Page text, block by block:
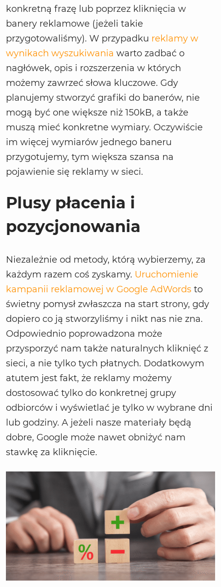
konkretną frazę lub poprzez kliknięcia w
banery reklamowe (jeżeli takie
przygotowaliśmy). W przypadku reklamy w
wynikach wyszukiwania warto zadbać o
nagłówek, opis i rozszerzenia w których
możemy zawrzeć słowa kluczowe. Gdy
planujemy stworzyć grafiki do banerów, nie
mogą być one większe niż 150kB, a także
muszą mieć konkretne wymiary. Oczywiście
im więcej wymiarów jednego baneru
przygotujemy, tym większa szansa na
pojawienie się reklamy w sieci.
Plusy płacenia i
pozycjonowania
Niezależnie od metody, którą wybierzemy, za
każdym razem coś zyskamy. Uruchomienie
kampanii reklamowej w Google AdWords to
świetny pomysł zwłaszcza na start strony, gdy
dopiero co ją stworzyliśmy i nikt nas nie zna.
Odpowiednio poprowadzona może
przysporzyć nam także naturalnych kliknięć z
sieci, a nie tylko tych płatnych. Dodatkowym
atutem jest fakt, że reklamy możemy
dostosować tylko do konkretnej grupy
odbiorców i wyświetlać je tylko w wybrane dni
lub godziny. A jeżeli nasze materiały będą
dobre, Google może nawet obniżyć nam
stawkę za kliknięcie.